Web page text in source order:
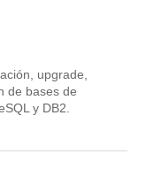
upgrade,
de bases de
y DB2.